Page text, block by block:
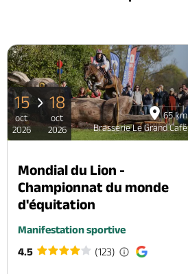
65 km
Brasserie Le Grand Café
15
oct
2026
18
oct
2026
Mondial du Lion -
Championnat du monde
d'équitation
Manifestation sportive
4.5
(123)